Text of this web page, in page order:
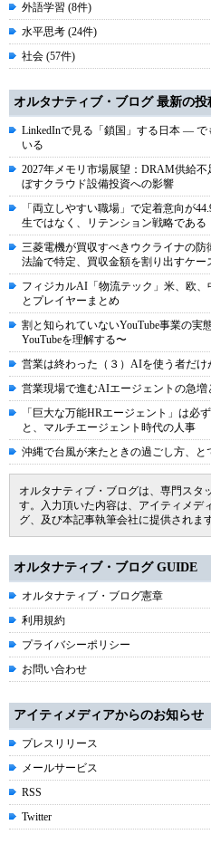
外語学習 (8件)
水平思考 (24件)
社会 (57件)
オルタナティブ・ブログ 最新の投
LinkedInで見る「鎖国」する日本 ―
いる
2027年メモリ市場展望：DRAM供給
ぼすクラウド設備投資への影響
「両立しやすい職場」で定着意向が
生ではなく、リテンション戦略である
三菱電機が買収すべきウクライナの
法論で特定、買収金額を割り出すケー
フィジカルAI「物流テック」米、欧
とプレイヤーまとめ
割と知られていないYouTube事業の
YouTubeを理解する〜
営業は終わった（３）AIを使う者だけ
営業現場で進むAIエージェントの急
「巨大な万能HRエージェント」は必
と、マルチエージェント時代の人事
沖縄で台風が来たときの過ごし方、と
オルタナティブ・ブログは、専門スタ
す。入力頂いた内容は、アイティメデ
グ、及び本記事執筆会社に提供されます
オルタナティブ・ブログ GUIDE
オルタナティブ・ブログ憲章
利用規約
プライバシーポリシー
お問い合わせ
アイティメディアからのお知らせ
プレスリリース
メールサービス
RSS
Twitter